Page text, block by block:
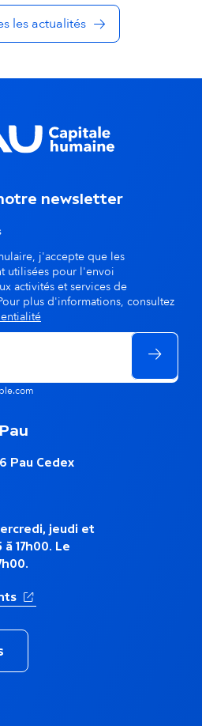
les actualités
newsletter
j'accepte que les
utilisées pour l'envoi
activités et services de
plus d'informations, consultez
Pau Cedex
jeudi et
17h00. Le
(Ouverture dans un nouvel